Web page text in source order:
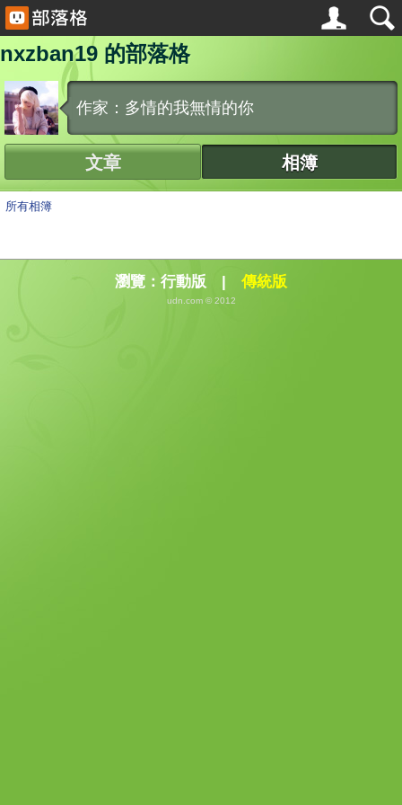
nxzban19 的部落格
作家：多情的我無情的你
文章 相簿
所有相簿
瀏覽： 行動版 | 傳統版
udn.com © 2012